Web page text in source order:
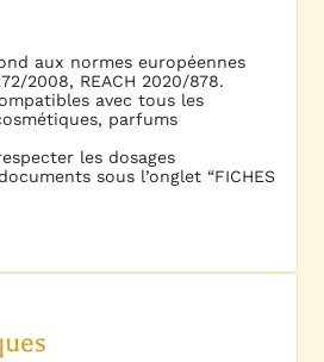
aux normes européennes
2008, REACH 2020/878.
avec tous les
parfums
les dosages
sous l’onglet “FICHES